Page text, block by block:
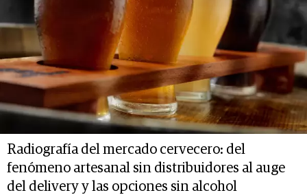
Radiografía del mercado cervecero: del
fenómeno artesanal sin distribuidores al auge
del delivery y las opciones sin alcohol